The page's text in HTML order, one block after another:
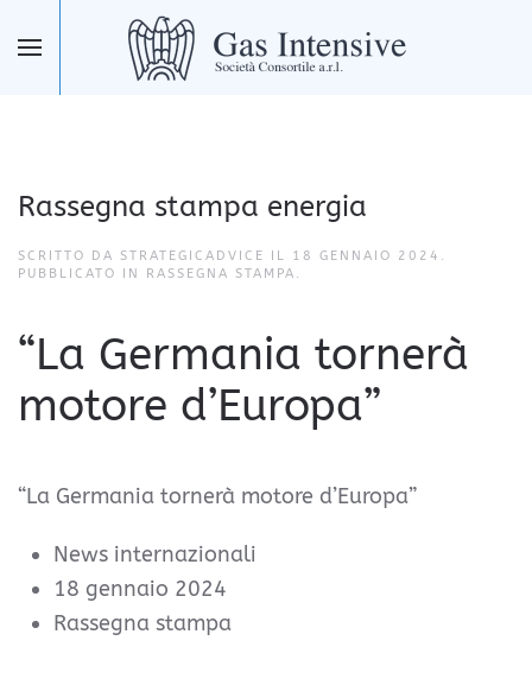
Skip to main content
Rassegna stampa energia
SCRITTO DA STRATEGICADVICE IL 18 GENNAIO 2024 .
PUBBLICATO IN RASSEGNA STAMPA .
“La Germania tornerà
motore d’Europa”
“La Germania tornerà motore d’Europa”
News internazionali
18 gennaio 2024
Rassegna stampa